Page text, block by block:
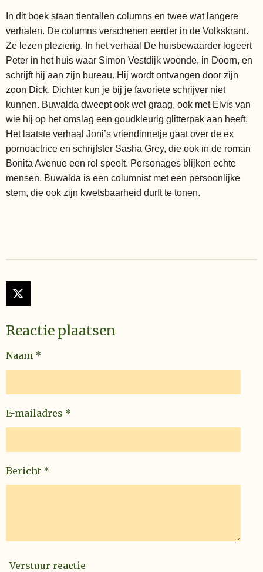
In dit boek staan tientallen columns en twee wat langere
verhalen. De columns verschenen eerder in de Volkskrant.
Ze lezen plezierig. In het verhaal De huisbewaarder logeert
Peter in het huis waar Simon Vestdijk woonde, in Doorn, en
schrijft hij aan zijn bureau. Hij wordt ontvangen door zijn
zoon Dick. Dichter kun je bij je favoriete schrijver niet
kunnen. Buwalda dweept ook wel graag, ook met Elvis van
wie hij op het omslag een goudkleurig glitterpak aan heeft.
Het laatste verhaal Joni’s vriendinnetje gaat over de ex
pornoactrice en schrijfster Sasha Grey, die ook in de roman
Bonita Avenue een rol speelt. Personages blijken echte
mensen. Buwalda is een columnist met een persoonlijke
stem, die ook zijn kwetsbaarheid durft te tonen.
X
Reactie plaatsen
Naam *
E-mailadres *
Bericht *
Verstuur reactie